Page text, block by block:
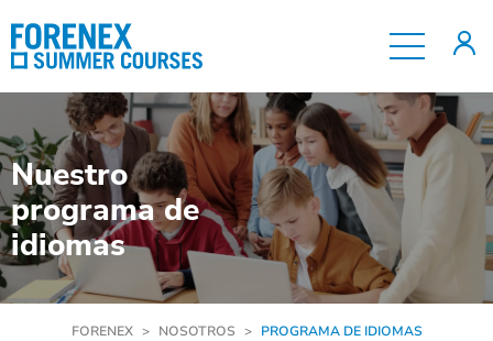
Nosotros
Programas
Contacto
Reservas
Nuestro
programa de
idiomas
FORENEX > NOSOTROS > PROGRAMA DE IDIOMAS